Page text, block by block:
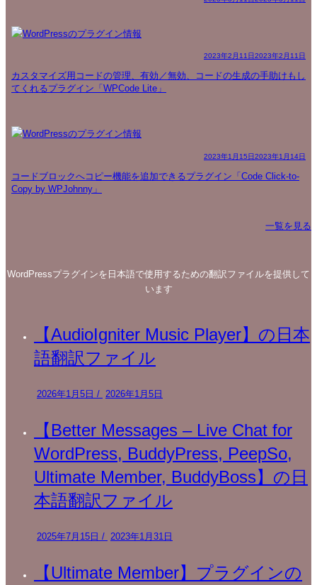
2023年2月11日2023年2月11日
カスタマイズ用コードの管理、有効／無効、コードの生成の手助けもし
てくれるプラグイン「WPCode Lite」
2023年1月15日2023年1月14日
コードブロックへコピー機能を追加できるプラグイン「Code Click-to-
Copy by WPJohnny」
一覧を見る
WordPressプラグインを日本語で使用するための翻訳ファイルを提供して
います
【AudioIgniter Music Player】の日本
語翻訳ファイル
2026年1月5日 / 2026年1月5日
【Better Messages – Live Chat for
WordPress, BuddyPress, PeepSo,
Ultimate Member, BuddyBoss】の日
本語翻訳ファイル
2025年7月15日 / 2023年1月31日
【Ultimate Member】プラグインの